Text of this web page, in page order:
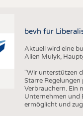
bevh für
Aktuell wird eine
Alien Mulyk,
"Wir unterstützen
Starre
Verbrauchern. Ein
Unternehmen und
ermöglicht und